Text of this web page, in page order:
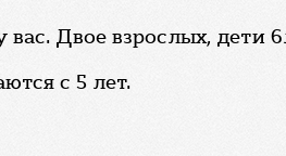
Двое взрослых, дети
с 5 лет.